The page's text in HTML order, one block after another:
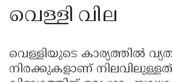
വെള്ളി വില
വെള്ളിയുടെ കാര്യത്തിൽ
നിരക്കുകളാണ്